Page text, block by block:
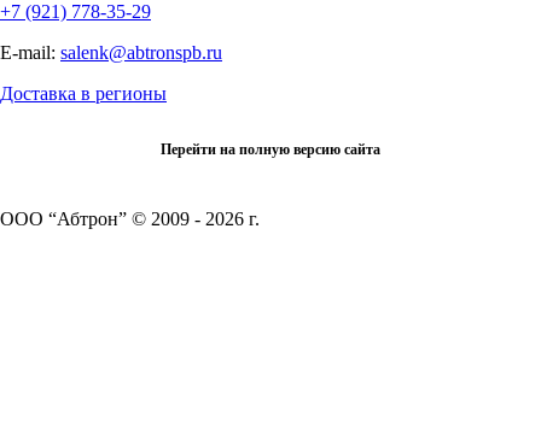
+7 (921) 778-35-29
E-mail: salenk@abtronspb.ru
Доставка в регионы
Перейти на полную версию сайта
ООО “Абтрон” © 2009 - 2026 г.